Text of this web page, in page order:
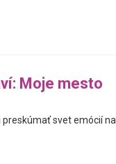
Moje mesto
svet emócií na